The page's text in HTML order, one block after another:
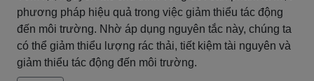
phương pháp hiệu quả trong việc giảm thiểu tác động
đến môi trường. Nhờ áp dụng nguyên tắc này, chúng ta
có thể giảm thiểu lượng rác thải, tiết kiệm tài nguyên và
giảm thiểu tác động đến môi trường.